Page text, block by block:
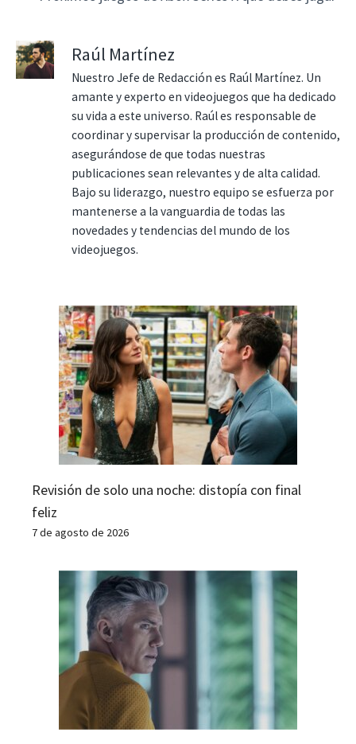
Raúl Martínez
Nuestro Jefe de Redacción es Raúl Martínez. Un
amante y experto en videojuegos que ha dedicado
su vida a este universo. Raúl es responsable de
coordinar y supervisar la producción de contenido,
asegurándose de que todas nuestras
publicaciones sean relevantes y de alta calidad.
Bajo su liderazgo, nuestro equipo se esfuerza por
mantenerse a la vanguardia de todas las
novedades y tendencias del mundo de los
videojuegos.
Revisión de solo una noche: distopía con final
feliz
7 de agosto de 2026